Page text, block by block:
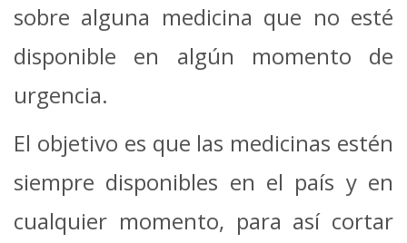
sobre alguna medicina que no esté
disponible en algún momento de
urgencia.
El objetivo es que las medicinas estén
siempre disponibles en el país y en
cualquier momento, para así cortar